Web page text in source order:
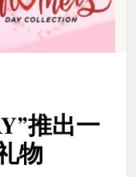
推出一
物